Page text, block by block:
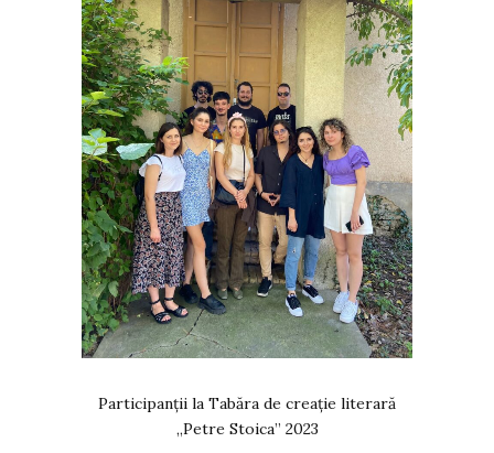
Participanții la Tabăra de creație literară
„Petre Stoica” 2023